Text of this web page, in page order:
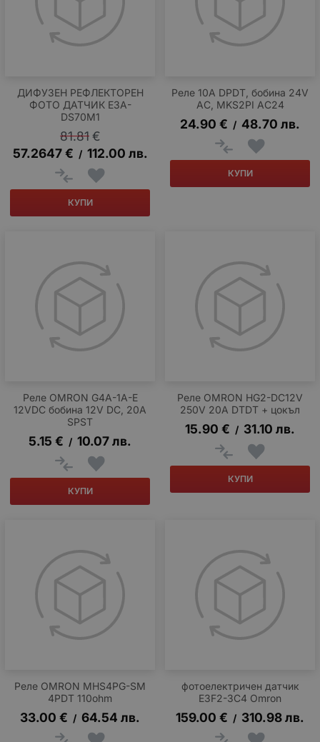
ДИФУЗЕН РЕФЛЕКТОРЕН
ФОТО ДАТЧИК E3A-
DS70M1
81.81 €
57.2647 € / 112.00 лв.
КУПИ
Реле 10A DPDT, бобина 24V
AC, MKS2PI AC24
24.90 € / 48.70 лв.
КУПИ
Реле OMRON G4A-1A-E
12VDC бобина 12V DC, 20A
SPST
5.15 € / 10.07лв.
КУПИ
Реле OMRON HG2-DC12V
250V 20A DTDT + цокъл
15.90 € / 31.10 лв.
КУПИ
Реле OMRON MHS4PG-SM
4PDT 110ohm
33.00 € / 64.54 лв.
фотоелектричен датчик
E3F2-3C4 Omron
159.00 € / 310.98лв.